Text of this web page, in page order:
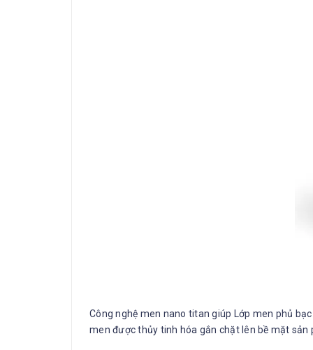
Công nghệ men nano titan giúp Lớp men phủ
men được thủy tinh hóa gắn chặt lên bề mặt sản